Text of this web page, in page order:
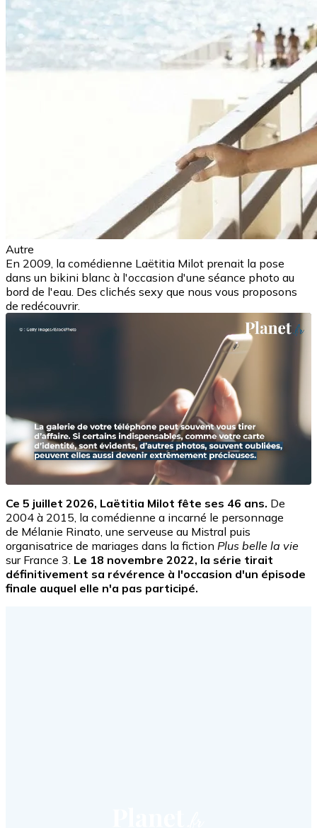
Autre
En 2009, la comédienne Laëtitia Milot prenait la pose
dans un bikini blanc à l'occasion d'une séance photo au
bord de l'eau. Des clichés sexy que nous vous proposons
de redécouvrir.
Ce 5 juillet 2026, Laëtitia Milot fête ses 46 ans. De
2004 à 2015, la comédienne a incarné le personnage
de Mélanie Rinato, une serveuse au Mistral puis
organisatrice de mariages dans la fiction Plus belle la vie
sur France 3. Le 18 novembre 2022, la série tirait
définitivement sa révérence à l'occasion d'un épisode
finale auquel elle n'a pas participé.